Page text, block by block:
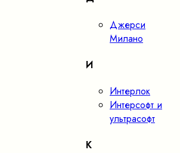
Джерси
Милано
И
Интерлок
Интерсофт и
ультрасофт
К